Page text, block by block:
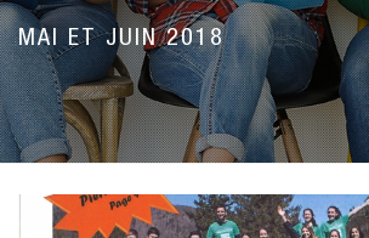
MAI ET JUIN 2018